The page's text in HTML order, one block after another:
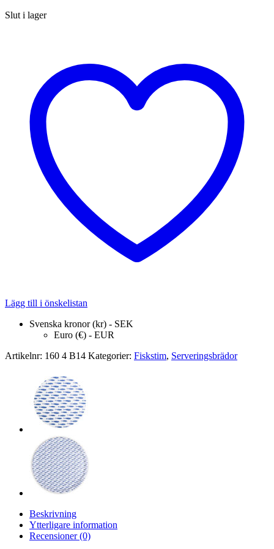
Slut i lager
Lägg till i önskelistan
Svenska kronor (kr) - SEK
Euro (€) - EUR
Artikelnr: 160 4 B14 Kategorier: Fiskstim, Serveringsbrädor
Beskrivning
Ytterligare information
Recensioner (0)